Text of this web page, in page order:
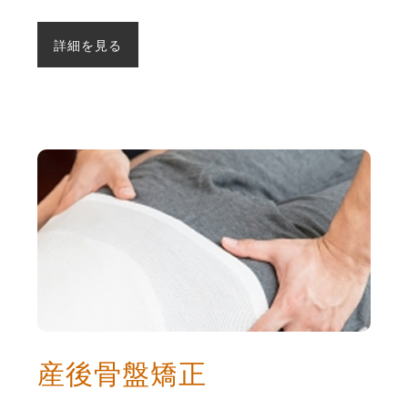
詳細を見る
産後骨盤矯正
産後骨盤矯正